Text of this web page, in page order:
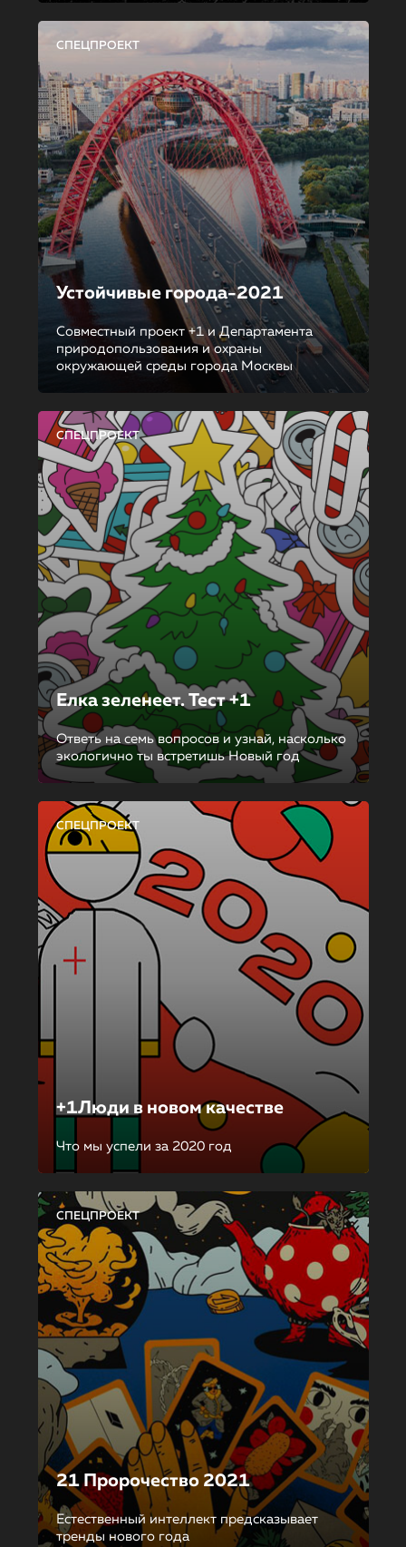
СПЕЦПРОЕКТ
Устойчивые города-2021
Совместный проект +1 и Департамента
природопользования и охраны
окружающей среды города Москвы
СПЕЦПРОЕКТ
Елка зеленеет. Тест +1
Ответь на семь вопросов и узнай, насколько
экологично ты встретишь Новый год
СПЕЦПРОЕКТ
+1Люди в новом качестве
Что мы успели за 2020 год
СПЕЦПРОЕКТ
21 Пророчество 2021
Естественный интеллект предсказывает
тренды нового года